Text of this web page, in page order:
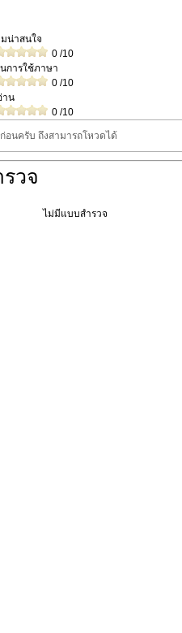
มน่าสนใจ
0/10
การใช้ภาษา
0/10
าน
0/10
อนครับ ถึงสามารถโหวดได้
วจ
ไม่มีแบบสำรวจ